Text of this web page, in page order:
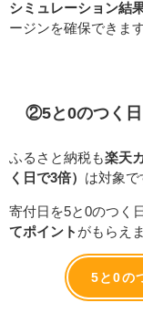
シミュレーション結
ージンを確保できます
②5と0のつく日
ふるさと納税も楽天
く日で3倍） は対象で
寄付日を5と0のつく
てポイント がもらえ
5と0の